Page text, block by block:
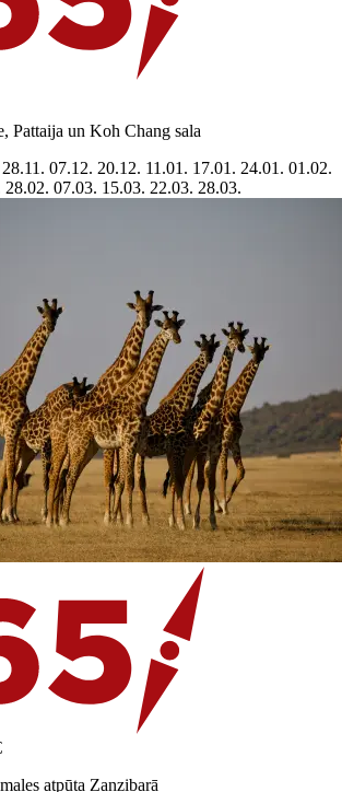
Pattaija un Koh Chang sala
28.11. 07.12. 20.12. 11.01. 17.01. 24.01. 01.02.
28.02. 07.03. 15.03. 22.03. 28.03.
atpūta Zanzibarā